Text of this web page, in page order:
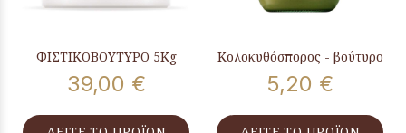
ΦΙΣΤΙΚΟΒΟΥΤΥΡΟ 5Kg
39,00 €
Κολοκυθόσπορος - βούτυρο
5,20 €